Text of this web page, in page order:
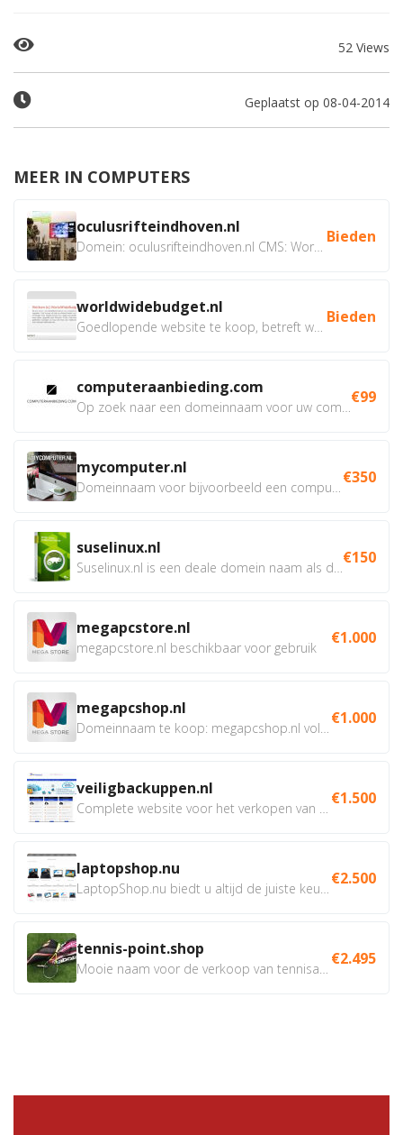
52 Views
Geplaatst op 08-04-2014
MEER IN COMPUTERS
oculusrifteindhoven.nl Bieden
worldwidebudget.nl Bieden
computeraanbieding.com €99
mycomputer.nl €350
suselinux.nl €150
megapcstore.nl
megapcstore.nl beschikbaar voor gebruik
€1.000
megapcshop.nl €1.000
veiligbackuppen.nl €1.500
laptopshop.nu €2.500
tennis-point.shop €2.495